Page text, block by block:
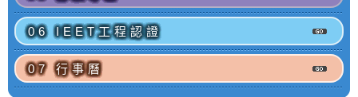
06 IEET工程認證
07 行事曆